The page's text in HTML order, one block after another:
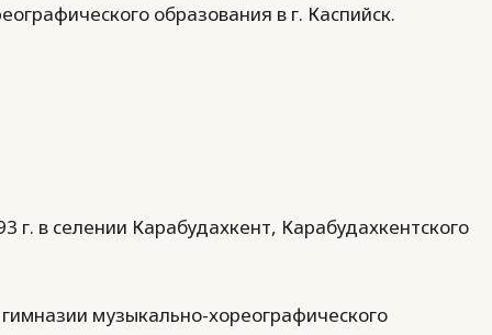
образования в г. Каспийск.
в селении Карабудахкент, Карабудахкентского
музыкально-хореографического